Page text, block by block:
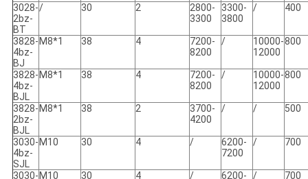
3028-
2bz-
BT
/ 30 2
2800-
3300
3300-
3800
/ 400
3828-
4bz-
BJ
M8*1 38 4
7200-
8200
/
10000-
12000
800
3828-
4bz-
BJL
M8*1 38 4
7200-
8200
/
10000-
12000
800
3828-
2bz-
BJL
M8*1 38 2
3700-
4200
/ / 500
3030-
4bz-
SJL
M10 30 4 /
6200-
7200
/ 700
3030- M10 30 4 /
6200-
/ 700